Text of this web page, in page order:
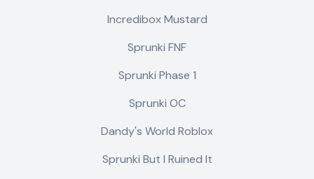
Incredibox Mustard
Sprunki FNF
Sprunki Phase 1
Sprunki OC
Dandy's World Roblox
Sprunki But I Ruined It